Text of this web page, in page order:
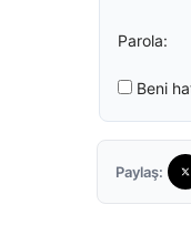
Parola:
Beni
Paylaş: